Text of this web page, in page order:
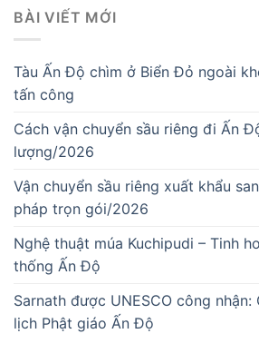
BÀI VIẾT MỚI
Tàu Ấn Độ chìm ở Biển Đỏ ngoài
tấn công
Cách vận chuyển sầu riêng đi Ấn
lượng/2026
Vận chuyển sầu riêng xuất khẩu
pháp trọn gói/2026
Nghệ thuật múa Kuchipudi – Tinh
thống Ấn Độ
Sarnath được UNESCO công
lịch Phật giáo Ấn Độ